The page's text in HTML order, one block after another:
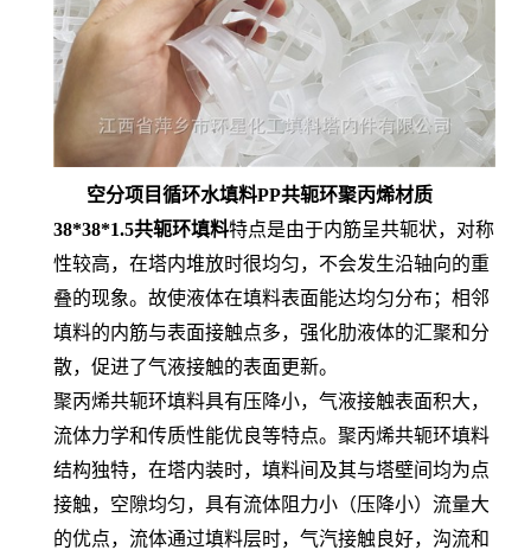
空分项目循环水填料PP共轭环聚丙烯材质
38*38*1.5共轭环填料特点是由于内筋呈共轭状，对称
性较高，在塔内堆放时很均匀，不会发生沿轴向的重
叠的现象。故使液体在填料表面能达均匀分布；相邻
填料的内筋与表面接触点多，强化肋液体的汇聚和分
散，促进了气液接触的表面更新。
聚丙烯共轭环填料具有压降小，气液接触表面积大，
流体力学和传质性能优良等特点。聚丙烯共轭环填料
结构独特，在塔内装时，填料间及其与塔壁间均为点
接触，空隙均匀，具有流体阻力小（压降小）流量大
的优点，流体通过填料层时，气汽接触良好，沟流和